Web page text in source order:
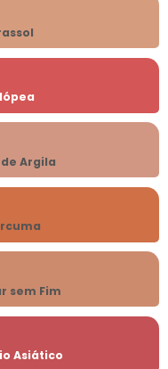
de Argila
sem Fim
Asiático